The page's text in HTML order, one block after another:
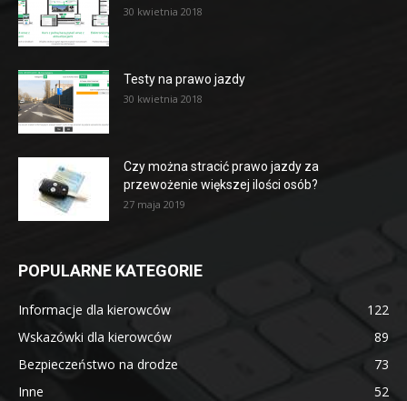
30 kwietnia 2018
Testy na prawo jazdy
30 kwietnia 2018
Czy można stracić prawo jazdy za
przewożenie większej ilości osób?
27 maja 2019
POPULARNE KATEGORIE
Informacje dla kierowców
122
Wskazówki dla kierowców
89
Bezpieczeństwo na drodze
73
Inne
52